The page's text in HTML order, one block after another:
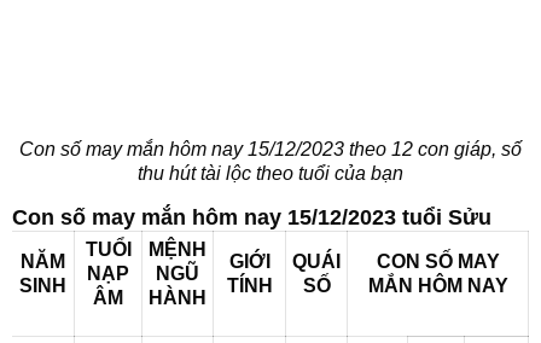
Con số may mắn hôm nay 15/12/2023 theo 12 con giáp, số
thu hút tài lộc theo tuổi của bạn
Con số may mắn hôm nay 15/12/2023 tuổi Sửu
NĂM
SINH
TUỔI
NẠP
ÂM
MỆNH
NGŨ
HÀNH
GIỚI
TÍNH
QUÁI
SỐ
CON SỐ MAY
MẮN HÔM NAY